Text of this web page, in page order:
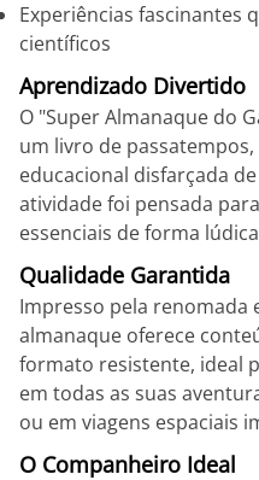
Experiências fascinantes
científicos
Aprendizado Divertido
O "Super Almanaque do
um livro de
educacional disfarçada
atividade foi pensada
essenciais de forma
Qualidade Garantida
Impresso pela renomada
almanaque oferece
formato resistente, ideal
em todas as suas
ou em viagens espaciais
O Companheiro Ideal